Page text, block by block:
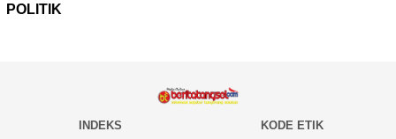
POLITIK
INDEKS KODE ETIK